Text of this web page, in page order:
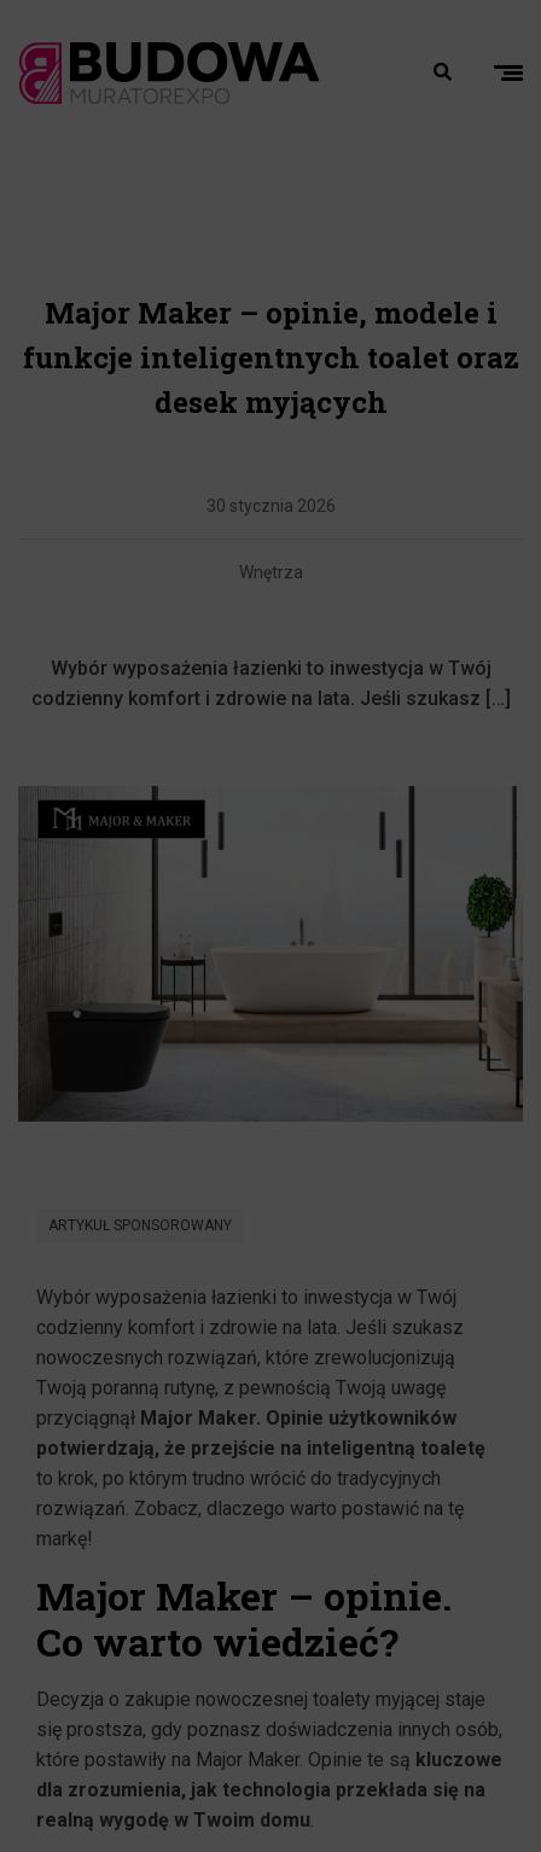
Major Maker – opinie, modele i
funkcje inteligentnych toalet oraz
desek myjących
30 stycznia 2026
Wnętrza
Wybór wyposażenia łazienki to inwestycja w Twój
codzienny komfort i zdrowie na lata. Jeśli szukasz […]
ARTYKUŁ SPONSOROWANY
Wybór wyposażenia łazienki to inwestycja w Twój
codzienny komfort i zdrowie na lata. Jeśli szukasz
nowoczesnych rozwiązań, które zrewolucjonizują
Twoją poranną rutynę, z pewnością Twoją uwagę
przyciągnął Major Maker. Opinie użytkowników
potwierdzają, że przejście na inteligentną toaletę
to krok, po którym trudno wrócić do tradycyjnych
rozwiązań. Zobacz, dlaczego warto postawić na tę
markę!
Major Maker – opinie.
Co warto wiedzieć?
Decyzja o zakupie nowoczesnej toalety myjącej staje
się prostsza, gdy poznasz doświadczenia innych osób,
które postawiły na Major Maker. Opinie te są kluczowe
dla zrozumienia, jak technologia przekłada się na
realną wygodę w Twoim domu